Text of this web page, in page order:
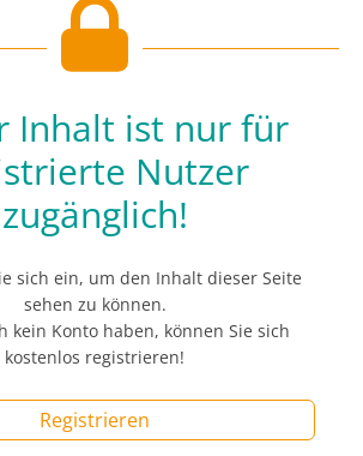
Inhalt ist nur für
Nutzer
zugänglich!
sich ein, um den Inhalt dieser Seite
sehen zu können.
kein Konto haben, können Sie sich
kostenlos registrieren!
Registrieren